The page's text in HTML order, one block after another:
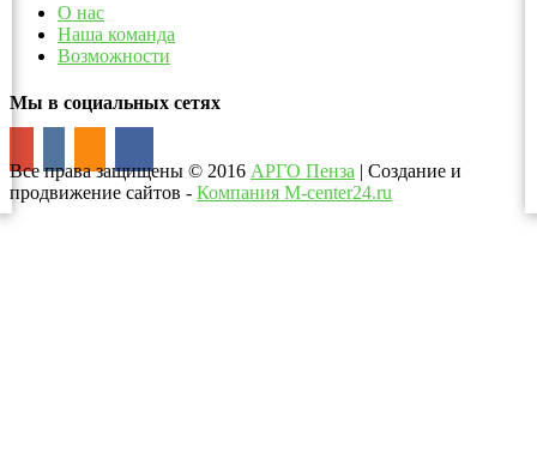
О нас
Наша команда
Возможности
Мы в социальных сетях
Все права защищены © 2016 АРГО Пенза | Создание и
продвижение сайтов - Компания M-center24.ru